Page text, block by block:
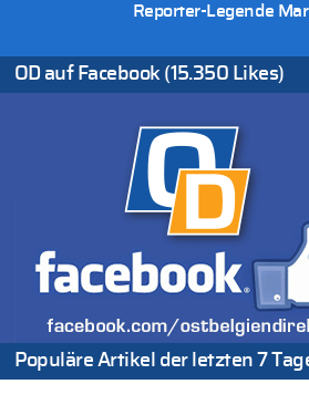
09.08.2026 - 09:53 von
„Schwerwiegende und beschämende
09.08.2026 - 09:39 von Punkt 12 zu
„Schwerwiegende und beschämende
09.08.2026 - 09:34 von Marcel
Leipzig, Mechernich und die Frage:
Drohnen mit Strengstoff? War es
09.08.2026 - 09:11 von Werner
Politischer Eklat bei der Gedenkfeier
„Schwerwiegende und beschämende
09.08.2026 - 08:40 von Guido
Leipzig, Mechernich und die Frage:
Drohnen mit Strengstoff? War es
09.08.2026 - 08:21 von Zuhörer zu
Reporter-Legende
OD auf Facebook (15.350 Likes)
Populäre Artikel der letzten 7